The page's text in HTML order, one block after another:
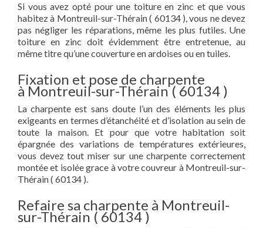
Si vous avez opté pour une toiture en zinc et que vous
habitez à Montreuil-sur-Thérain ( 60134 ), vous ne devez
pas négliger les réparations, même les plus futiles. Une
toiture en zinc doit évidemment être entretenue, au
même titre qu’une couverture en ardoises ou en tuiles.
Fixation et pose de charpente
à Montreuil-sur-Thérain ( 60134 )
La charpente est sans doute l’un des éléments les plus
exigeants en termes d’étanchéité et d’isolation au sein de
toute la maison. Et pour que votre habitation soit
épargnée des variations de températures extérieures,
vous devez tout miser sur une charpente correctement
montée et isolée grace à votre couvreur à Montreuil-sur-
Thérain ( 60134 ).
Refaire sa charpente à Montreuil-
sur-Thérain ( 60134 )